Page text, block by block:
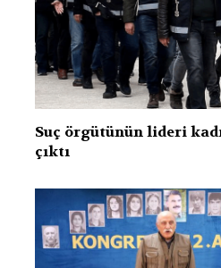
Suç örgütünün lideri
çıktı